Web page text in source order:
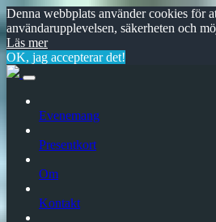
Denna webbplats använder cookies för
användarupplevelsen, säkerheten och
Läs mer
OK, jag accepterar det!
Evenemang
Presentkort
Om
Kontakt